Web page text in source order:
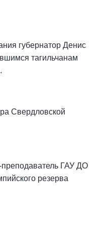
губернатор Денис
тагильчанам
Свердловской
ГАУ ДО
резерва